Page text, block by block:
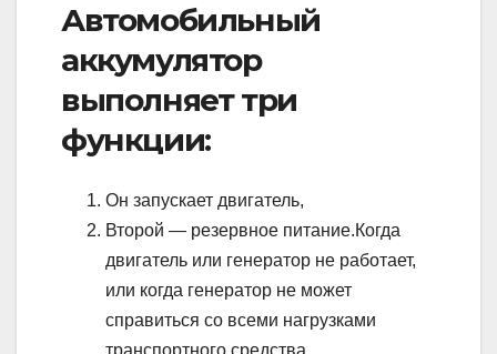
Автомобильный
аккумулятор
выполняет три
функции:
Он запускает двигатель,
Второй — резервное питание.Когда
двигатель или генератор не работает,
или когда генератор не может
справиться со всеми нагрузками
транспортного средства.